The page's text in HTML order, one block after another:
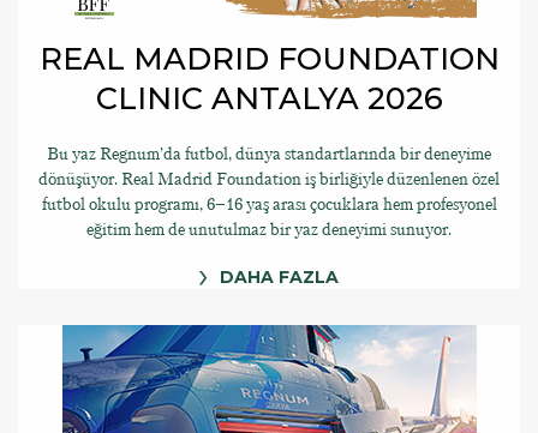
REAL MADRID FOUNDATION
CLINIC ANTALYA 2026
Bu yaz Regnum’da futbol, dünya standartlarında bir deneyime
dönüşüyor. Real Madrid Foundation iş birliğiyle düzenlenen özel
futbol okulu programı, 6–16 yaş arası çocuklara hem profesyonel
eğitim hem de unutulmaz bir yaz deneyimi sunuyor.
DAHA FAZLA